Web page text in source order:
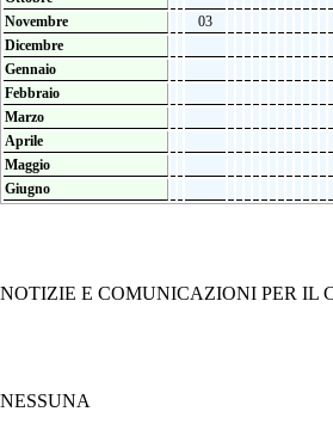
Novembre
03
Dicembre
Gennaio
Febbraio
Marzo
Aprile
Maggio
Giugno
NOTIZIE E COMUNICAZIONI PER IL
NESSUNA